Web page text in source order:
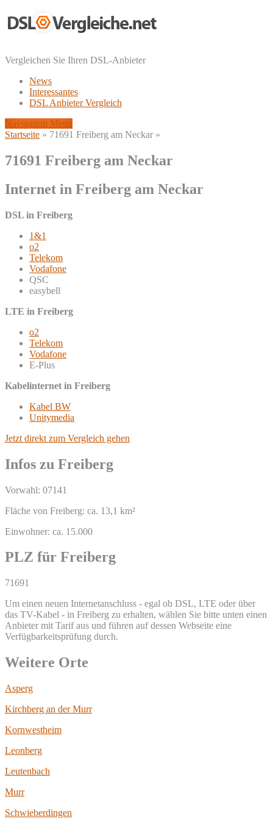
Vergleichen Sie Ihren DSL-Anbieter
News
Interessantes
DSL Anbieter Vergleich
Navigation Menu
Startseite » 71691 Freiberg am Neckar »
71691 Freiberg am Neckar
Internet in Freiberg am Neckar
DSL in Freiberg
1&1
o2
Telekom
Vodafone
QSC
easybell
LTE in Freiberg
o2
Telekom
Vodafone
E-Plus
Kabelinternet in Freiberg
Kabel BW
Unitymedia
Jetzt direkt zum Vergleich gehen
Infos zu Freiberg
Vorwahl: 07141
Fläche von Freiberg: ca. 13,1 km²
Einwohner: ca. 15.000
PLZ für Freiberg
71691
Um einen neuen Internetanschluss - egal ob DSL, LTE oder über
das TV-Kabel - in Freiberg zu erhalten, wählen Sie bitte unten einen
Anbieter mit Tarif aus und führen auf dessen Webseite eine
Verfügbarkeitsprüfung durch.
Weitere Orte
Asperg
Kirchberg an der Murr
Kornwestheim
Leonberg
Leutenbach
Murr
Schwieberdingen